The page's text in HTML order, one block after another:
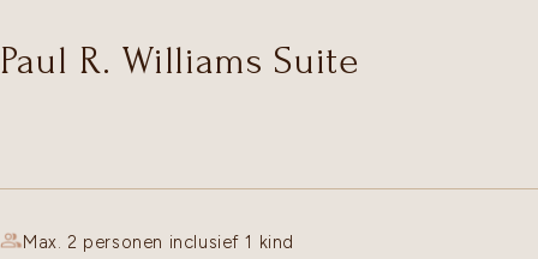
Paul R. Williams Suite
Max. 2 personen inclusief 1 kind